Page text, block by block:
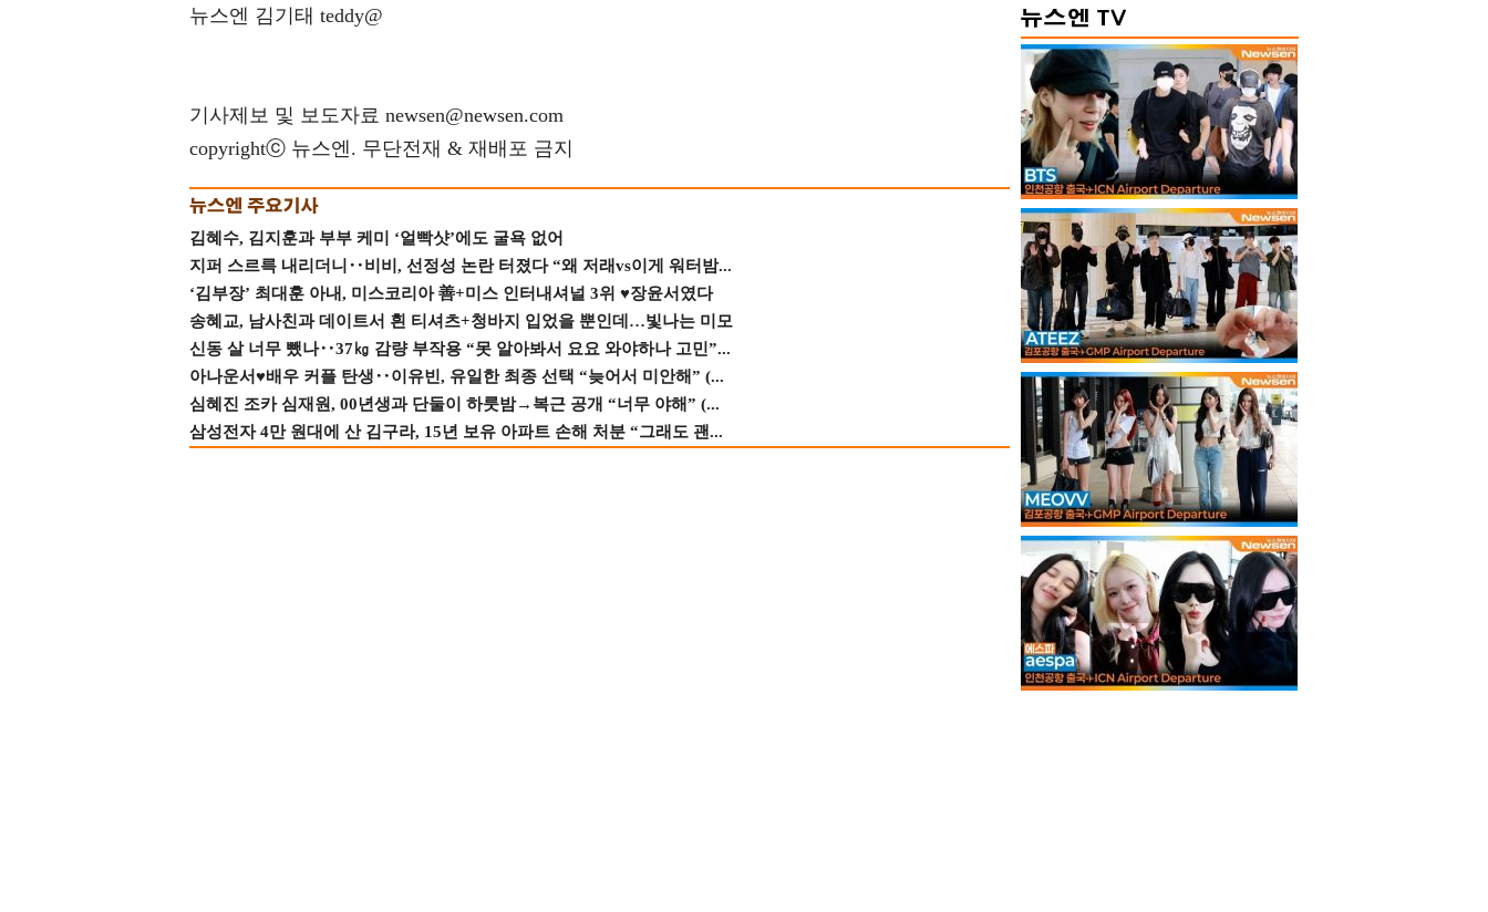
뉴스엔 김기태 teddy@
기사제보 및 보도자료 newsen@newsen.com
copyrightⓒ 뉴스엔. 무단전재 & 재배포 금지
김혜수, 김지훈과 부부 케미 ‘얼빡샷’에도 굴욕 없어
지퍼 스르륵 내리더니‥비비, 선정성 논란 터졌다 “왜 저래vs이게 워터밤...
‘김부장’ 최대훈 아내, 미스코리아 善+미스 인터내셔널 3위 ♥장윤서였다
송혜교, 남사친과 데이트서 흰 티셔츠+청바지 입었을 뿐인데…빛나는 미모
신동 살 너무 뺐나‥37㎏ 감량 부작용 “못 알아봐서 요요 와야하나 고민”...
아나운서♥배우 커플 탄생‥이유빈, 유일한 최종 선택 “늦어서 미안해” (...
심혜진 조카 심재원, 00년생과 단둘이 하룻밤→복근 공개 “너무 야해” (...
삼성전자 4만 원대에 산 김구라, 15년 보유 아파트 손해 처분 “그래도 괜...